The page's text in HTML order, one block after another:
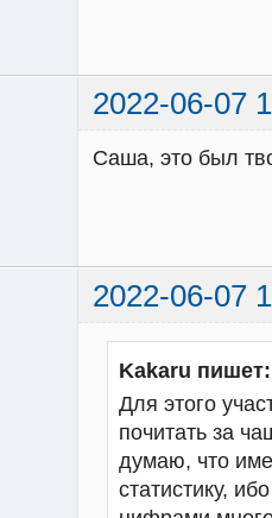
2022-06-07
Саша, это был
2022-06-07
Kakaru пишет:
Для этого
почитать за
думаю, что
статистику,